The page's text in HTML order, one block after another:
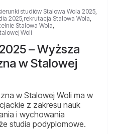
studiów Stalowa Wola 2025,
2025,rekrutacja Stalowa Wola,
Stalowa Wola,
Woli
– Wyższa
w Stalowej
w Stalowej Woli ma w
z zakresu nauk
i wychowania
studia podyplomowe.